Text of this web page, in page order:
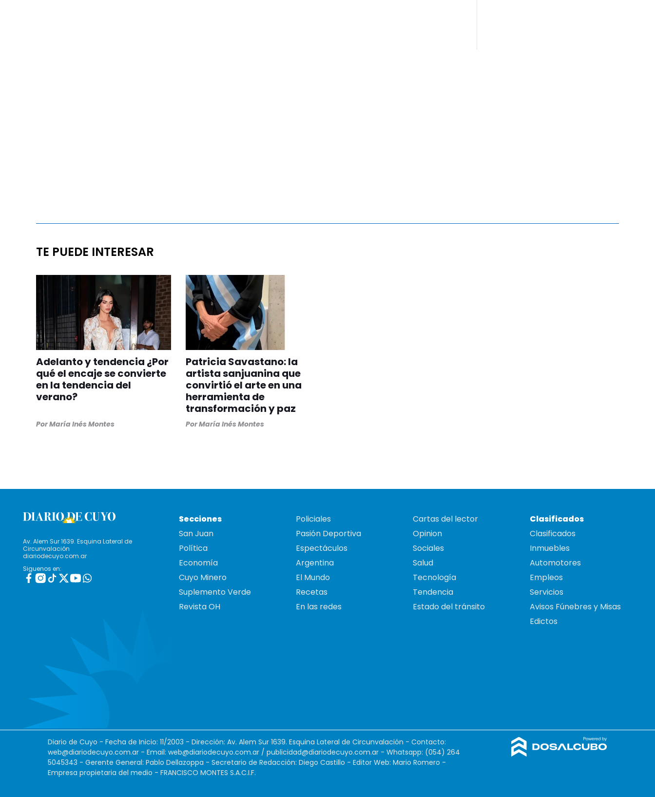
TE PUEDE INTERESAR
Adelanto y tendencia ¿Por
qué el encaje se convierte
en la tendencia del
verano?
PorMaría Inés Montes
Patricia Savastano: la
artista sanjuanina que
convirtió el arte en una
herramienta de
transformación y paz
PorMaría Inés Montes
Av. Alem Sur 1639. Esquina Lateral de
Circunvalación
diariodecuyo.com.ar
Siguenos en:
Secciones
San Juan
Política
Economía
Cuyo Minero
Suplemento Verde
Revista OH
Policiales
Pasión Deportiva
Espectáculos
Argentina
El Mundo
Recetas
En las redes
Cartas del lector
Opinion
Sociales
Salud
Tecnología
Tendencia
Estado del tránsito
Clasificados
Clasificados
Inmuebles
Automotores
Empleos
Servicios
Avisos Fúnebres y Misas
Edictos
Diario de Cuyo - Fecha de Inicio: 11/2003 - Dirección: Av. Alem Sur 1639. Esquina Lateral de Circunvalación - Contacto:
web@diariodecuyo.com.ar - Email: web@diariodecuyo.com.ar / publicidad@diariodecuyo.com.ar - Whatsapp: (054) 264
5045343 - Gerente General: Pablo Dellazoppa - Secretario de Redacción: Diego Castillo - Editor Web: Mario Romero -
Empresa propietaria del medio - FRANCISCO MONTES S.A.C.I.F.